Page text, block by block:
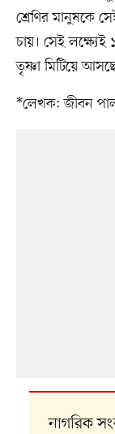
শ্রেণির মানুষকে
চায়। সেই লক্ষ্যেই
তৃষ্ণা মিটিয়ে
*লেখক: জীবন
নাগরিক